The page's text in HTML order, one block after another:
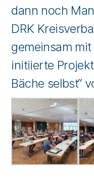
dann noch
DRK
gemeinsam
initiierte
Bäche selbst“